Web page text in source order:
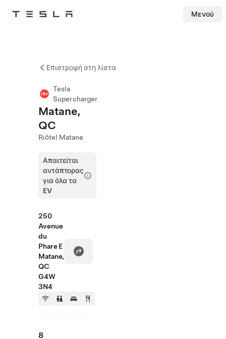
Tesla Μενού
Επιστροφή στη λίστα
Tesla
Supercharger
Matane,
QC
Riôtel Matane
Απαιτείται
αντάπτορας
για όλα τα
EV
250
Avenue
du
Phare E
Matane,
QC
G4W
3N4
8